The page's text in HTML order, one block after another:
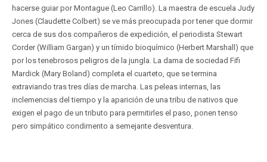
hacerse guiar por Montague (Leo Carrillo). La maestra de escuela Judy
Jones (Claudette Colbert) se ve más preocupada por tener que dormir
cerca de sus dos compañeros de expedición, el periodista Stewart
Corder (William Gargan) y un tímido bioquímico (Herbert Marshall) que
por los tenebrosos peligros de la jungla. La dama de sociedad Fifi
Mardick (Mary Boland) completa el cuarteto, que se termina
extraviando tras tres días de marcha. Las peleas internas, las
inclemencias del tiempo y la aparición de una tribu de nativos que
exigen el pago de un tributo para permitirles el paso, ponen tenso
pero simpático condimento a semejante desventura.